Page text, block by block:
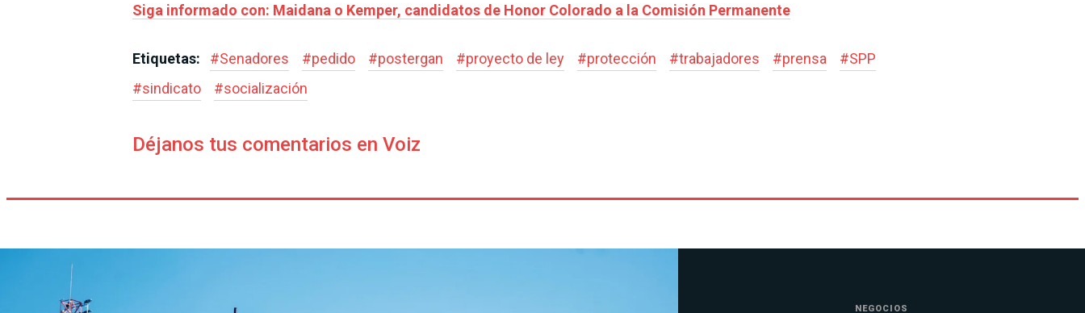
Siga informado con: Maidana o Kemper, candidatos de Honor Colorado a la Comisión Permanente
Etiquetas: #Senadores #pedido #postergan #proyecto de ley #protección #trabajadores #prensa #SPP
#sindicato #socialización
Déjanos tus comentarios en Voiz
NEGOCIOS